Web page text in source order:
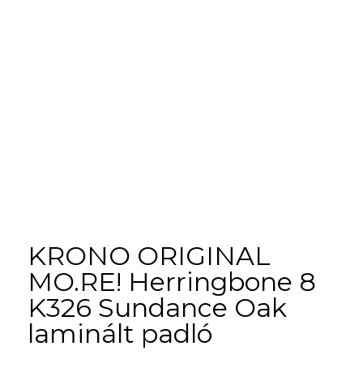
KRONO ORIGINAL
MO.RE! Herringbone 8
K326 Sundance Oak
laminált padló